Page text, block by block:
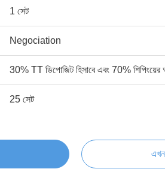
1 সেট
Negociation
30% TT ডিপোজিট হিসাবে এবং 70%
25 সেট